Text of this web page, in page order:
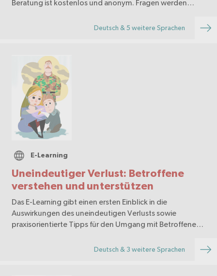
Beratung ist kostenlos und anonym. Fragen werden
Deutsch & 5 weitere Sprachen
Uneindeutiger Verlust: Betroffene
verstehen und unterstützen
E-Learning
Das E-Learning gibt einen ersten Einblick in die
Auswirkungen des uneindeutigen Verlusts sowie
praxisorientierte Tipps für den Umgang mit Betroffenen.
Deutsch & 3 weitere Sprachen